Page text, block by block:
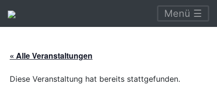
Menü ☰
« Alle Veranstaltungen
Diese Veranstaltung hat bereits stattgefunden.